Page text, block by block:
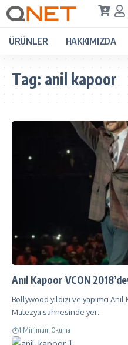
ÜRÜNLER HAKKIMIZDA
Tag: anil kapoor
Anıl Kapoor VCON
Bollywood yıldızı ve yapımcı
Malezya sahnesinde yer…
1 Minimum Okuma